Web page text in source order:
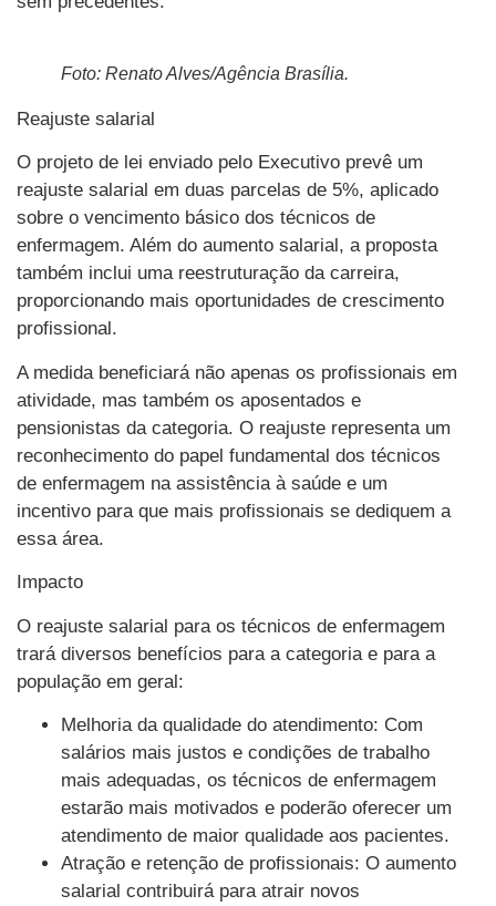
Foto: Renato Alves/Agência Brasília.
Reajuste salarial
O projeto de lei enviado pelo Executivo prevê um
reajuste salarial em duas parcelas de 5%, aplicado
sobre o vencimento básico dos técnicos de
enfermagem. Além do aumento salarial, a proposta
também inclui uma reestruturação da carreira,
proporcionando mais oportunidades de crescimento
profissional.
A medida beneficiará não apenas os profissionais em
atividade, mas também os aposentados e
pensionistas da categoria. O reajuste representa um
reconhecimento do papel fundamental dos técnicos
de enfermagem na assistência à saúde e um
incentivo para que mais profissionais se dediquem a
essa área.
Impacto
O reajuste salarial para os técnicos de enfermagem
trará diversos benefícios para a categoria e para a
população em geral:
Melhoria da qualidade do atendimento: Com
salários mais justos e condições de trabalho
mais adequadas, os técnicos de enfermagem
estarão mais motivados e poderão oferecer um
atendimento de maior qualidade aos pacientes.
Atração e retenção de profissionais: O aumento
salarial contribuirá para atrair novos